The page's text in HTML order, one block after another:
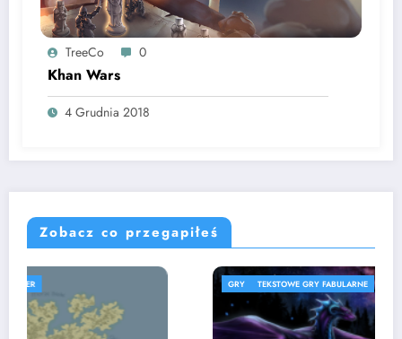
TreeCo 0
Khan Wars
4 Grudnia 2018
Zobacz co przegapiłeś
TEKSTOWE GRY FABULARNE